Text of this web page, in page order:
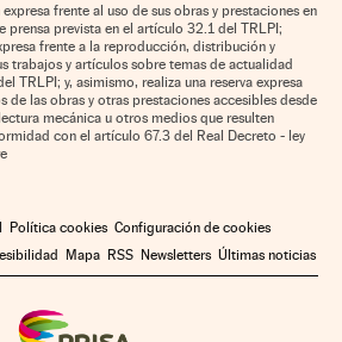
frente al uso de sus obras y prestaciones en
prensa prevista en el artículo 32.1 del TRLPI;
frente a la reproducción, distribución y
trabajos y artículos sobre temas de actualidad
TRLPI; y, asimismo, realiza una reserva expresa
de las obras y otras prestaciones accesibles desde
mecánica u otros medios que resulten
con el artículo 67.3 del Real Decreto - ley
Política cookies Configuración de cookies
Mapa RSS Newsletters Últimas noticias